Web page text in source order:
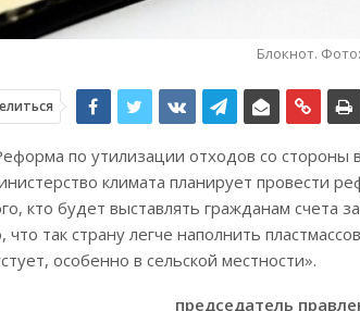
Блокнот.
по утилизации отходов со стороны
климата планирует провести
кто будет выставлять гражданам счета
что так страну легче наполнить
особенно в сельской местности».
председатель